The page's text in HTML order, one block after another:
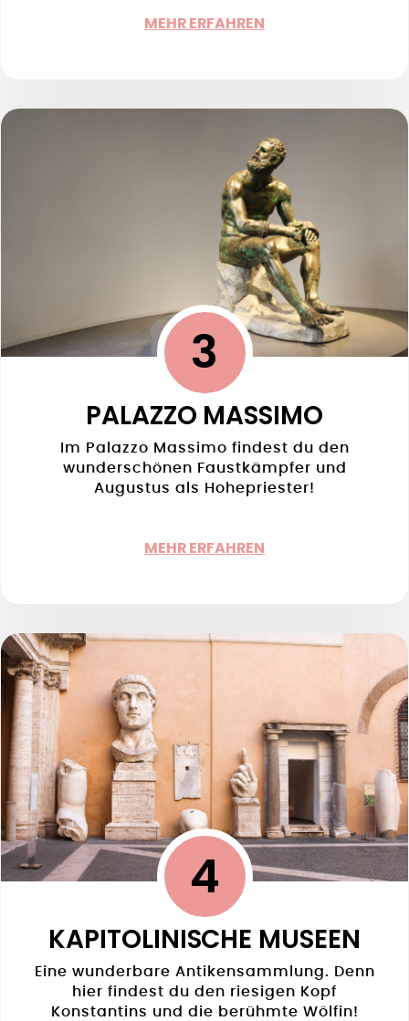
4
KAPITOLINISCHE MUSEEN
Eine wunderbare Antikensammlung. Denn
hier findest du den riesigen Kopf
Konstantins und die berühmte Wölfin!
3
PALAZZO MASSIMO
Im Palazzo Massimo findest du den
wunderschönen Faustkämpfer und
Augustus als Hohepriester!
MEHR ERFAHREN
MEHR ERFAHREN